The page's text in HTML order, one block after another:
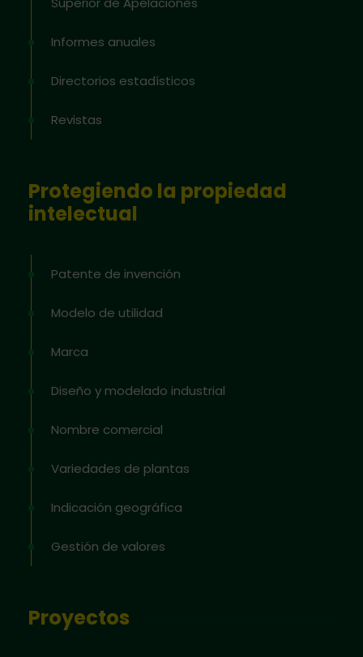
Informes anuales
Directorios estadísticos
Revistas
Protegiendo la propiedad
intelectual
Patente de invención
Modelo de utilidad
Marca
Diseño y modelado industrial
Nombre comercial
Variedades de plantas
Indicación geográfica
Gestión de valores
Proyectos